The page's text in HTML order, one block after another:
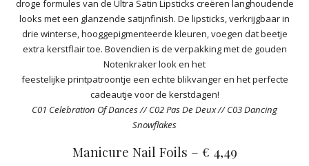
droge formules van de Ultra Satin Lipsticks creëren langhoudende
looks met een glanzende satijnfinish. De lipsticks, verkrijgbaar in
drie winterse, hooggepigmenteerde kleuren, voegen dat beetje
extra kerstflair toe. Bovendien is de verpakking met de gouden
Notenkraker look en het
feestelijke printpatroontje een echte blikvanger en het perfecte
cadeautje voor de kerstdagen!
C01 Celebration Of Dances // C02 Pas De Deux // C03 Dancing
Snowflakes
Manicure Nail Foils – € 4,49